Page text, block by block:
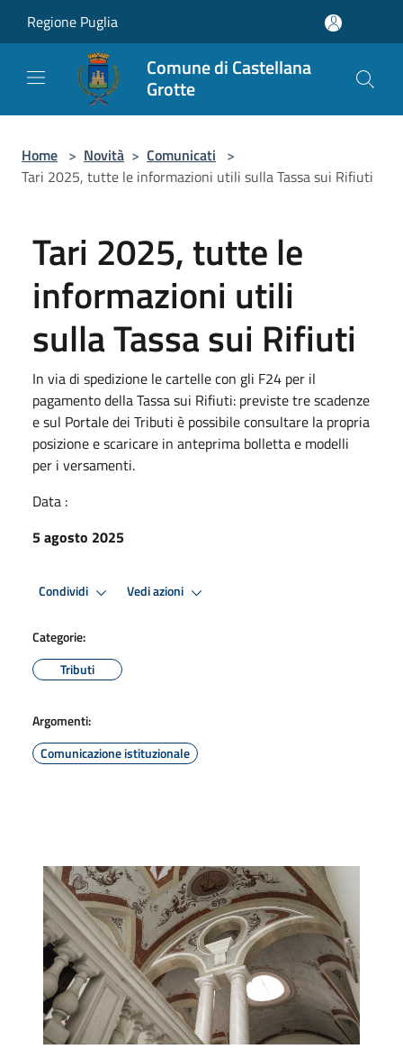
Regione Puglia
Comune di Castellana
Grotte
Home > Novità > Comunicati >
Tari 2025, tutte le informazioni utili sulla Tassa sui Rifiuti
Tari 2025, tutte le
informazioni utili
sulla Tassa sui Rifiuti
In via di spedizione le cartelle con gli F24 per il
pagamento della Tassa sui Rifiuti: previste tre scadenze
e sul Portale dei Tributi è possibile consultare la propria
posizione e scaricare in anteprima bolletta e modelli
per i versamenti.
Data :
5 agosto 2025
Condividi Vedi azioni
Categorie:
Tributi
Argomenti:
Comunicazione istituzionale